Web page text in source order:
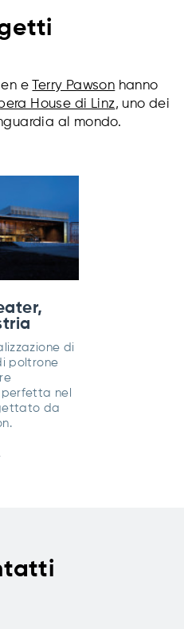
e Terry Pawson hanno
House di Linz, uno dei
al mondo.
di
poltrone
perfetta nel
da